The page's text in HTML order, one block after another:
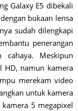
Galaxy E5 dibekali
bukaan lensa
sudah dilengkapi
penerangan
Meskipun
HD, namun kamera
merekam video
untuk kamera
5 megapixel